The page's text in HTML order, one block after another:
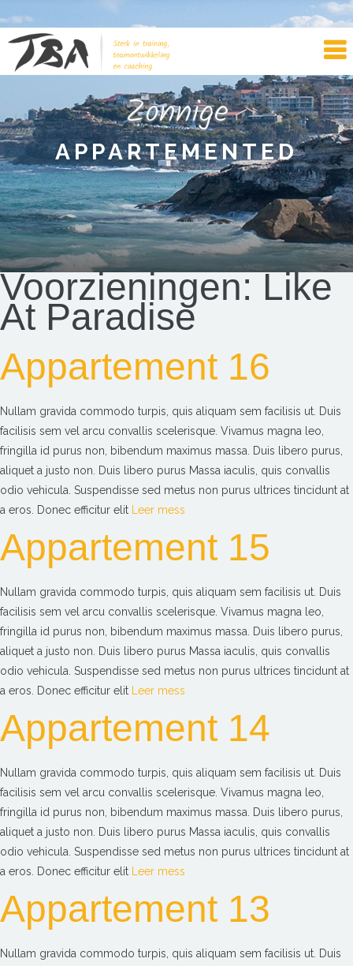
Zonnige
APPARTEMENTED
Voorzieningen:Like
At Paradise
Appartement 16
Nullam gravida commodo turpis, quis aliquam sem facilisis ut. Duis
facilisis sem vel arcu convallis scelerisque. Vivamus magna leo,
fringilla id purus non, bibendum maximus massa. Duis libero purus,
aliquet a justo non. Duis libero purus Massa iaculis, quis convallis
odio vehicula. Suspendisse sed metus non purus ultrices tincidunt at
a eros. Donec efficitur elit Leer mess
Appartement 15
Nullam gravida commodo turpis, quis aliquam sem facilisis ut. Duis
facilisis sem vel arcu convallis scelerisque. Vivamus magna leo,
fringilla id purus non, bibendum maximus massa. Duis libero purus,
aliquet a justo non. Duis libero purus Massa iaculis, quis convallis
odio vehicula. Suspendisse sed metus non purus ultrices tincidunt at
a eros. Donec efficitur elit Leer mess
Appartement 14
Nullam gravida commodo turpis, quis aliquam sem facilisis ut. Duis
facilisis sem vel arcu convallis scelerisque. Vivamus magna leo,
fringilla id purus non, bibendum maximus massa. Duis libero purus,
aliquet a justo non. Duis libero purus Massa iaculis, quis convallis
odio vehicula. Suspendisse sed metus non purus ultrices tincidunt at
a eros. Donec efficitur elit Leer mess
Appartement 13
Nullam gravida commodo turpis, quis aliquam sem facilisis ut. Duis